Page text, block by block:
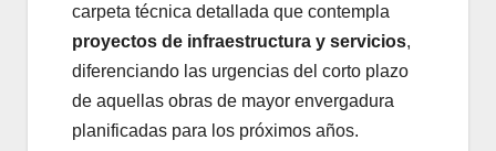
carpeta técnica detallada que contempla
proyectos de infraestructura y servicios,
diferenciando las urgencias del corto plazo
de aquellas obras de mayor envergadura
planificadas para los próximos años.